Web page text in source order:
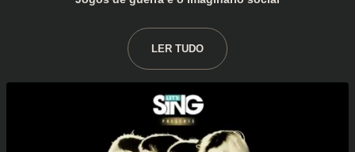
LER TUDO